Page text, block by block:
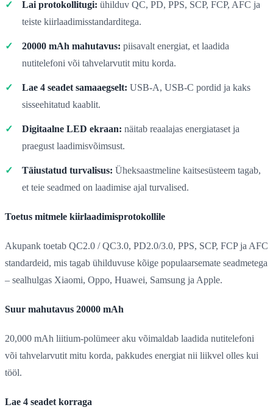
Lai protokollitugi: ühilduv QC, PD, PPS, SCP, FCP, AFC ja
teiste kiirlaadimisstandarditega.
20000 mAh mahutavus: piisavalt energiat, et laadida
nutitelefoni või tahvelarvutit mitu korda.
Lae 4 seadet samaaegselt: USB-A, USB-C pordid ja kaks
sisseehitatud kaablit.
Digitaalne LED ekraan: näitab reaalajas energiataset ja
praegust laadimisvõimsust.
Täiustatud turvalisus: Üheksaastmeline kaitsesüsteem tagab,
et teie seadmed on laadimise ajal turvalised.
Toetus mitmele kiirlaadimisprotokollile
Akupank toetab QC2.0 / QC3.0, PD2.0/3.0, PPS, SCP, FCP ja AFC
standardeid, mis tagab ühilduvuse kõige populaarsemate seadmetega
– sealhulgas Xiaomi, Oppo, Huawei, Samsung ja Apple.
Suur mahutavus 20000 mAh
20,000 mAh liitium-polümeer aku võimaldab laadida nutitelefoni
või tahvelarvutit mitu korda, pakkudes energiat nii liikvel olles kui
tööl.
Lae 4 seadet korraga